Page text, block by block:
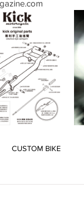
CUSTOM BIKE